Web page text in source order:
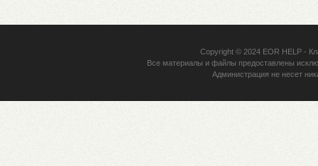
Copyright © 2024 EOR HELP-
Все материалы и файлы предоставлены
Администрация не несет